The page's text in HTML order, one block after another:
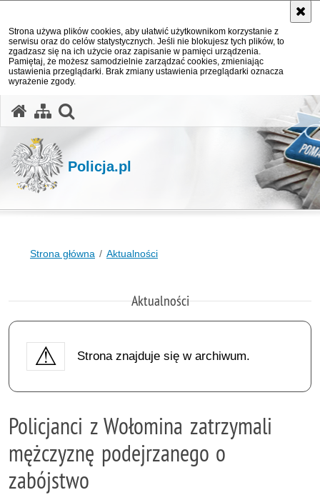
Strona używa plików cookies, aby ułatwić użytkownikom korzystanie z
serwisu oraz do celów statystycznych. Jeśli nie blokujesz tych plików, to
zgadzasz się na ich użycie oraz zapisanie w pamięci urządzenia.
Pamiętaj, że możesz samodzielnie zarządzać cookies, zmieniając
ustawienia przeglądarki. Brak zmiany ustawienia przeglądarki oznacza
wyrażenie zgody.
Policja.pl
Strona główna Aktualności
Aktualności
Strona znajduje się w archiwum.
Policjanci z Wołomina zatrzymali
mężczyznę podejrzanego o
zabójstwo